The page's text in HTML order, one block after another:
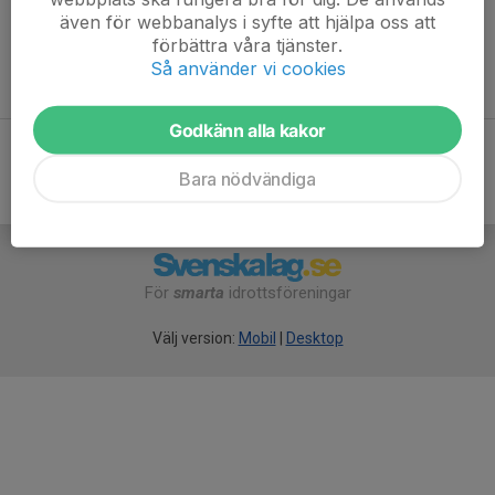
We will take pictures during the camp and post it on our website
in our photo album and on social media. Inform at the
För smarta idrottsföreningar
Välj version: Mobil Desktop
även för webbanalys i syfte att hjälpa oss att
förbättra våra tjänster.
Så använder vi cookies
Godkänn alla kakor
Bara nödvändiga